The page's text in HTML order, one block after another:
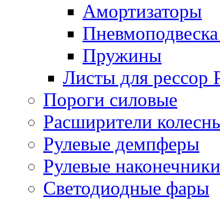
Амортизаторы
Пружины
Листы для
Пороги силовые
Расширители
Рулевые демпферы
Рулевые наконечники
Светодиодные фары